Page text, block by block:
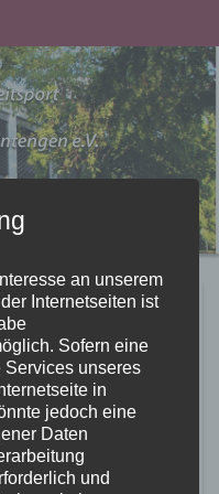
an unserem
Internetseiten ist
Sofern eine
Services unseres
in
jedoch eine
Daten
und